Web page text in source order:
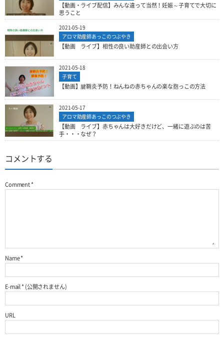
【動画・ライブ配信】みんな違って当然！妊娠～子育てで大切に
思うこと
2021-05-19
アロマ助産師あっこのつぶやき
【動画 ライブ】相性の良い助産師との出会い方
2021-05-18
子育て
【動画】腱鞘炎予防！ねんねの赤ちゃんの楽な抱っこの方法
2021-05-17
アロマ助産師あっこのつぶやき
【動画 ライブ】赤ちゃんは大好きだけど、一緒に遊ぶのは苦
手・・・なぜ？
コメントする
Comment*
Name*
E-mail*(公開されません)
URL